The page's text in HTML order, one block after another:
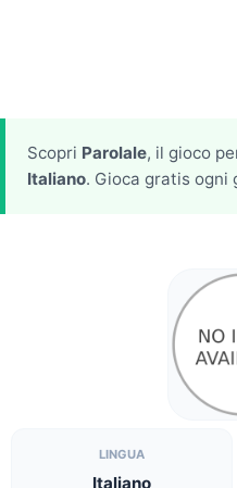
Scopri Parolale, il gioco
Italiano. Gioca gratis ogni
LINGUA
Italiano